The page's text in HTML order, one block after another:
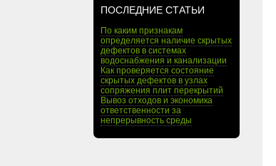
ПОСЛЕДНИЕ СТАТЬИ
По каким признакам
определяется наличие скрытых
дефектов в системах
водоснабжения и канализации
Как проверяется состояние
скрытых дефектов в узлах
сопряжения плит перекрытий
Вывоз отходов и экономика
ответственности за
непрерывность среды